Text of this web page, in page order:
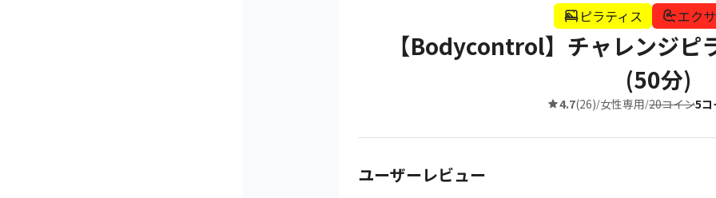
ピラティス エク
【Bodycontrol】チャレンジ
(50分)
4.7(26)/女性専用/20コイン5コ
ユーザーレビュー